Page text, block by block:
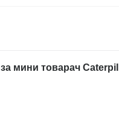
мини товарач